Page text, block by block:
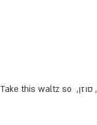
אביב חלימי במופע מחווה ללאונרד כהן, הכולל שירים וקטעי קישור מחייו המרתקים וכולל, כמובן, כל הלהיטים המוכרים, סוזן, Take this waltz so